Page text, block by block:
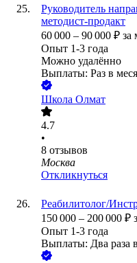
Руководитель
методист-продакт
60 000 – 90 000 ₽ за
Опыт 1-3 года
Можно удалённо
Выплаты: Раз в
Школа Олмат
4.7
•
8 отзывов
Москва
Откликнуться
Реабилитолог/
150 000 – 200 000 ₽
Опыт 1-3 года
Выплаты: Два раза